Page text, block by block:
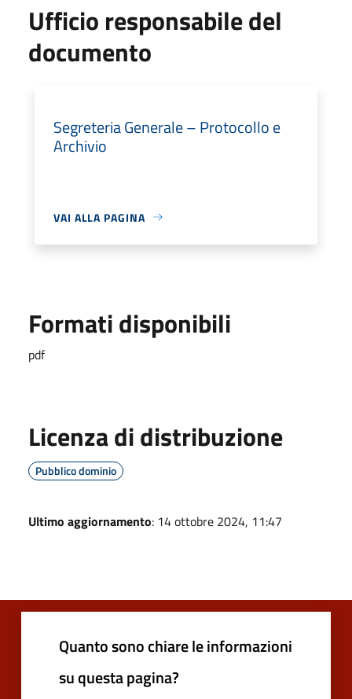
Ufficio responsabile del
documento
Segreteria Generale – Protocollo e
Archivio
VAI ALLA PAGINA
Formati disponibili
pdf
Licenza di distribuzione
Pubblico dominio
Ultimo aggiornamento: 14 ottobre 2024, 11:47
Quanto sono chiare le informazioni
su questa pagina?